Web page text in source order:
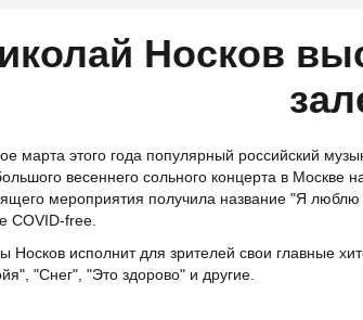
Носков
марта этого года популярный российский
весеннего сольного концерта в
мероприятия получила название "Я
COVID-free.
Носков исполнит для зрителей свои главные
"Снег", "Это здорово" и другие.